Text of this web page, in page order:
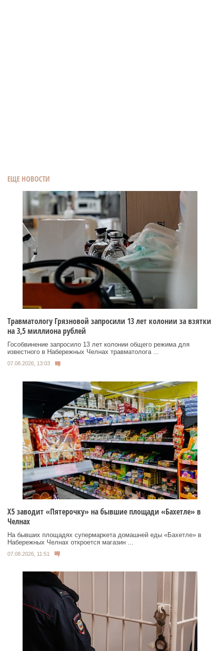
ЕЩЕ НОВОСТИ
Травматологу Грязновой запросили 13 лет колонии за взятки
на 3,5 миллиона рублей
Гособвинение запросило 13 лет колонии общего режима для
известного в Набережных Челнах травматолога ...
07.08.2026, 13:03
Х5 заводит «Пятерочку» на бывшие площади «Бахетле» в
Челнах
На бывших площадях супермаркета домашней еды «Бахетле» в
Набережных Челнах откроется магазин ...
07.08.2026, 11:51